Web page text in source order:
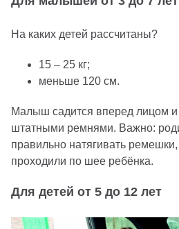
На каких детей рассчитаны?
15 – 25 кг;
меньше 120 см.
Малыш садится вперед лицом и
штатными ремнями. Важно:
правильно натягивать
проходили по шее ребёнка.
Для детей от 5 до 12 лет